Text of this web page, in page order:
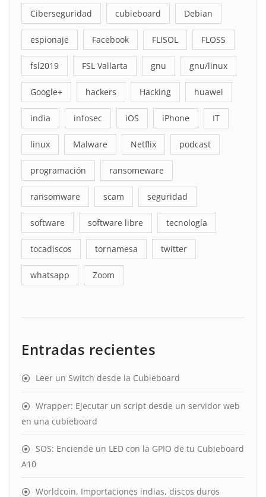
Ciberseguridad cubieboard Debian
espionaje Facebook FLISOL FLOSS
fsl2019 FSL Vallarta gnu gnu/linux
Google+ hackers Hacking huawei
india infosec iOS iPhone IT
linux Malware Netflix podcast
programación ransomeware
ransomware scam seguridad
software software libre tecnología
tocadiscos tornamesa twitter
whatsapp Zoom
Entradas recientes
Leer un Switch desde la Cubieboard
Wrapper: Ejecutar un script desde un servidor web
en una cubieboard
SOS: Enciende un LED con la GPIO de tu Cubieboard
A10
Worldcoin, Importaciones indias, discos duros